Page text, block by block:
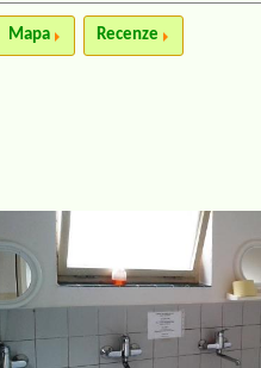
Mapa Recenze